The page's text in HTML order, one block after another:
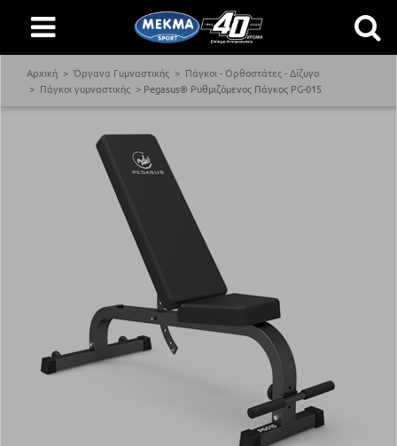
Αρχική Όργανα Γυμναστικής
Πάγκοι - Ορθοστάτες - Δίζυγο
Πάγκοι γυμναστικής
Pegasus® Ρυθμιζόμενος Πάγκος PG-015